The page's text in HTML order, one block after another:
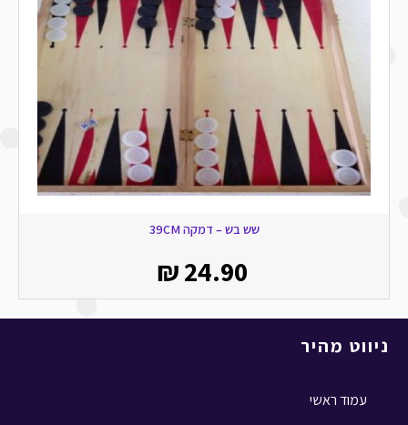
שש בש – דמקה 39CM
₪24.90
ניווט מהיר
עמוד ראשי